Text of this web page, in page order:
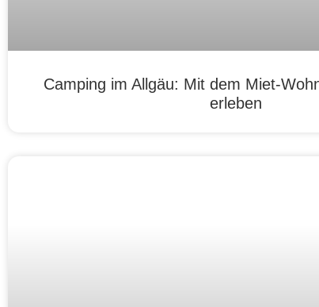
Camping im Allgäu: Mit dem Miet-
erleben